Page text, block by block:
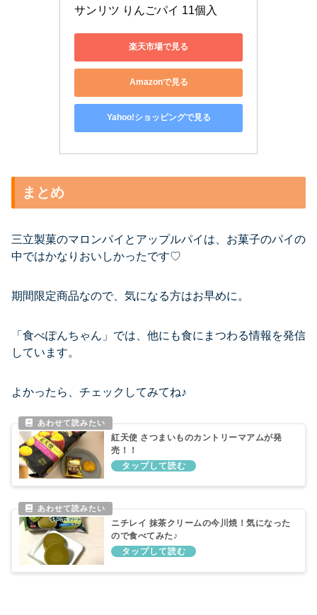
サンリツ りんごパイ 11個入
楽天市場で見る
Amazonで見る
Yahoo!ショッピングで見る
まとめ
三立製菓のマロンパイとアップルパイは、お菓子のパイの
中ではかなりおいしかったです♡
期間限定商品なので、気になる方はお早めに。
「食べぽんちゃん」では、他にも食にまつわる情報を発信
しています。
よかったら、チェックしてみてね♪
紅天使 さつまいものカントリーマアムが発
売！！
ニチレイ 抹茶クリームの今川焼！気になった
ので食べてみた♪